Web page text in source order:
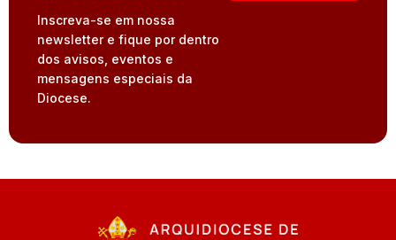
Inscreva-se em nossa
newsletter e fique por dentro
dos avisos, eventos e
mensagens especiais da
Diocese.